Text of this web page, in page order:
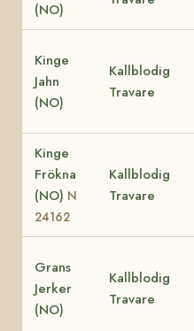
(NO)
Kinge
Jahn
(NO)
Kallblodig
Travare
Kinge
Frökna
(NO) N
24162
Kallblodig
Travare
Grans
Jerker
(NO)
Kallblodig
Travare